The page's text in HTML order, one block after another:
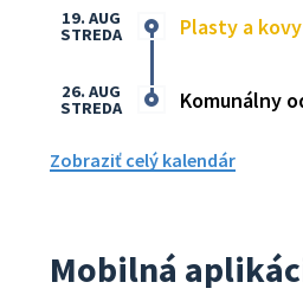
Plasty a kovy
19. AUG
STREDA
Komunálny
26. AUG
STREDA
Zobraziť celý kalendár
Mobilná